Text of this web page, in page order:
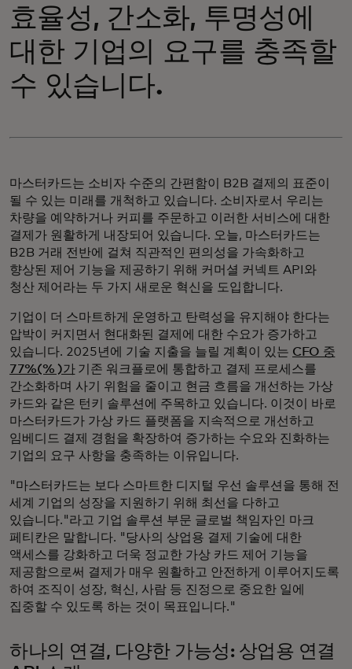
효율성, 간소화, 투명성에
대한 기업의 요구를 충족할
수 있습니다.
마스터카드는 소비자 수준의 간편함이 B2B 결제의 표준이
될 수 있는 미래를 개척하고 있습니다. 소비자로서 우리는
차량을 예약하거나 커피를 주문하고 이러한 서비스에 대한
결제가 원활하게 내장되어 있습니다. 오늘, 마스터카드는
B2B 거래 전반에 걸쳐 직관적인 편의성을 가속화하고
향상된 제어 기능을 제공하기 위해 커머셜 커넥트 API와
청산 제어라는 두 가지 새로운 혁신을 도입합니다.
기업이 더 스마트하게 운영하고 탄력성을 유지해야 한다는
압박이 커지면서 현대화된 결제에 대한 수요가 증가하고
있습니다. 2025년에 기술 지출을 늘릴 계획이 있는 CFO 중
77%(% )가기존 워크플로에 통합하고 결제 프로세스를
간소화하며 사기 위험을 줄이고 현금 흐름을 개선하는 가상
카드와 같은 턴키 솔루션에 주목하고 있습니다. 이것이 바로
마스터카드가 가상 카드 플랫폼을 지속적으로 개선하고
임베디드 결제 경험을 확장하여 증가하는 수요와 진화하는
기업의 요구 사항을 충족하는 이유입니다.
"마스터카드는 보다 스마트한 디지털 우선 솔루션을 통해 전
세계 기업의 성장을 지원하기 위해 최선을 다하고
있습니다."라고 기업 솔루션 부문 글로벌 책임자인 마크
페티칸은 말합니다. "당사의 상업용 결제 기술에 대한
액세스를 강화하고 더욱 정교한 가상 카드 제어 기능을
제공함으로써 결제가 매우 원활하고 안전하게 이루어지도록
하여 조직이 성장, 혁신, 사람 등 진정으로 중요한 일에
집중할 수 있도록 하는 것이 목표입니다."
하나의 연결, 다양한 가능성: 상업용 연결